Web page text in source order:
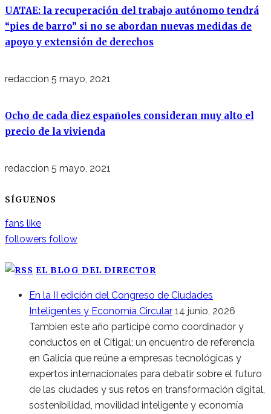
UATAE: la recuperación del trabajo autónomo tendrá
“pies de barro” si no se abordan nuevas medidas de
apoyo y extensión de derechos
redaccion 5 mayo, 2021
Ocho de cada diez españoles consideran muy alto el
precio de la vivienda
redaccion 5 mayo, 2021
SÍGUENOS
fans like
followers follow
EL BLOG DEL DIRECTOR
En la II edición del Congreso de Ciudades
Inteligentes y Economía Circular 14 junio, 2026
Tambien este año participé como coordinador y
conductos en el Citigal; un encuentro de referencia
en Galicia que reúne a empresas tecnológicas y
expertos internacionales para debatir sobre el futuro
de las ciudades y sus retos en transformación digital,
sostenibilidad, movilidad inteligente y economía